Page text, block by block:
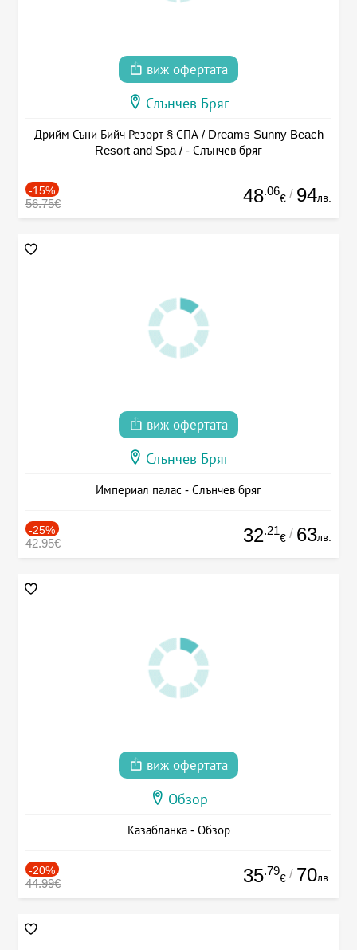
виж офертата
Слънчев Бряг
Дрийм Съни Бийч Резорт § СПА / Dreams Sunny Beach
Resort and Spa / - Слънчев бряг
-15%
56.75€ 48.06
€ / 94лв.
виж офертата
Слънчев Бряг
Империал палас - Слънчев бряг
-25%
42.95€ 32.21
€ / 63лв.
виж офертата
Обзор
Казабланка - Обзор
-20%
44.99€ 35.79
€ / 70лв.